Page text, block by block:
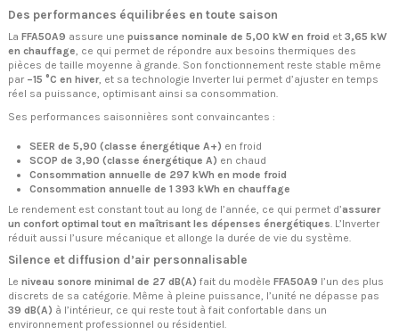
Des performances équilibrées en toute saison
La FFA50A9 assure une puissance nominale de 5,00 kW en froid et 3,65 kW
en chauffage, ce qui permet de répondre aux besoins thermiques des
pièces de taille moyenne à grande. Son fonctionnement reste stable même
par –15 °C en hiver, et sa technologie Inverter lui permet d’ajuster en temps
réel sa puissance, optimisant ainsi sa consommation.
Ses performances saisonnières sont convaincantes :
SEER de 5,90 (classe énergétique A+) en froid
SCOP de 3,90 (classe énergétique A) en chaud
Consommation annuelle de 297 kWh en mode froid
Consommation annuelle de 1 393 kWh en chauffage
Le rendement est constant tout au long de l’année, ce qui permet d’assurer
un confort optimal tout en maîtrisant les dépenses énergétiques. L’Inverter
réduit aussi l’usure mécanique et allonge la durée de vie du système.
Silence et diffusion d’air personnalisable
Le niveau sonore minimal de 27 dB(A) fait du modèle FFA50A9 l’un des plus
discrets de sa catégorie. Même à pleine puissance, l’unité ne dépasse pas
39 dB(A) à l’intérieur, ce qui reste tout à fait confortable dans un
environnement professionnel ou résidentiel.